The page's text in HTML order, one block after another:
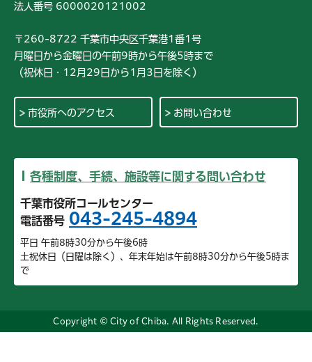
法人番号 6000020121002
〒260-8722 千葉市中央区千葉港1番1号
月曜日から金曜日の午前9時から午後5時まで
（祝休日・12月29日から1月3日を除く）
市役所へのアクセス お問い合わせ
各種制度、手続、施設等に関する問い合わせ
千葉市役所コールセンター
電話番号 043-245-4894
平日 午前8時30分から午後6時
土祝休日（日曜は除く）、年末年始は午前8時30分から午後5時ま
で
Copyright © City of Chiba. All Rights Reserved.